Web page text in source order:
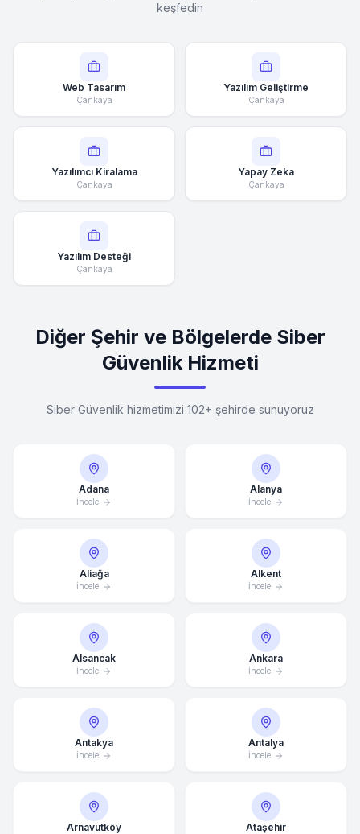
keşfedin
Web Tasarım
Çankaya
Yazılım Geliştirme
Çankaya
Yazılımcı Kiralama
Çankaya
Yapay Zeka
Çankaya
Yazılım Desteği
Çankaya
Diğer Şehir ve Bölgelerde Siber
Güvenlik Hizmeti
Siber Güvenlik hizmetimizi 102+ şehirde sunuyoruz
Adana
İncele
Alanya
İncele
Aliağa
İncele
Alkent
İncele
Alsancak
İncele
Ankara
İncele
Antakya
İncele
Antalya
İncele
Arnavutköy Ataşehir